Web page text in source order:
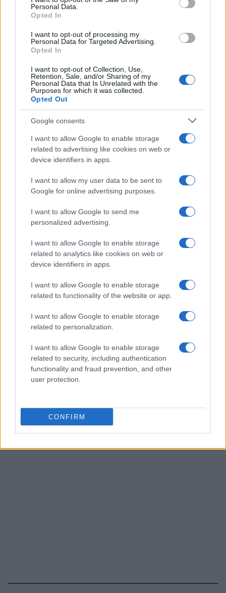
Personal Data.
Opted In
I want to opt-out of processing my
Personal Data for Targeted Advertising.
Opted In
I want to opt-out of Collection, Use,
Retention, Sale, and/or Sharing of my
Personal Data that Is Unrelated with the
Purposes for which it was collected.
Opted Out
Google consents
I want to allow Google to enable storage
related to advertising like cookies on web or
device identifiers in apps.
I want to allow my user data to be sent to
Google for online advertising purposes.
I want to allow Google to send me
personalized advertising.
I want to allow Google to enable storage
related to analytics like cookies on web or
device identifiers in apps.
I want to allow Google to enable storage
related to functionality of the website or app.
I want to allow Google to enable storage
related to personalization.
I want to allow Google to enable storage
related to security, including authentication
functionality and fraud prevention, and other
user protection.
CONFIRM
Cependant, la marque a dû faire face à des difficultés au fil
des années.
En 2018, Luciano Benetton a repris les rênes de la marque
Massimo Renon en tant que directeur général n’a pas eu
l’effet escompté. « Je m’étais retiré de l’entreprise en
2 milliards d’euros et profit, » se souvient M. Benetton.
AUTEUR